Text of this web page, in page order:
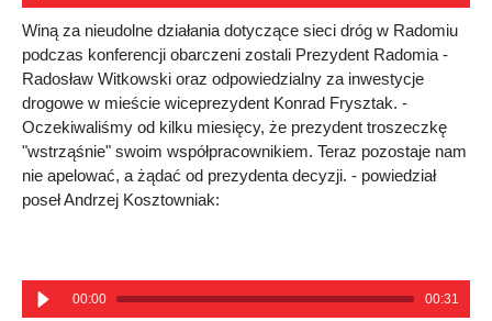
Winą za nieudolne działania dotyczące sieci dróg w Radomiu
podczas konferencji obarczeni zostali Prezydent Radomia -
Radosław Witkowski oraz odpowiedzialny za inwestycje
drogowe w mieście wiceprezydent Konrad Frysztak. -
Oczekiwaliśmy od kilku miesięcy, że prezydent troszeczkę
"wstrząśnie" swoim współpracownikiem. Teraz pozostaje nam
nie apelować, a żądać od prezydenta decyzji. - powiedział
poseł Andrzej Kosztowniak:
00:00 00:31